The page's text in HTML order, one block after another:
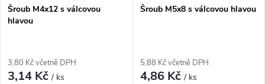
r
r
o
Šroub M4x12 s válcovou
hlavou
3,80 Kč včetně DPH
3,14 Kč/ ks
Šroub M5x8 s válcovou hlavou
5,88 Kč včetně DPH
4,86 Kč/ ks